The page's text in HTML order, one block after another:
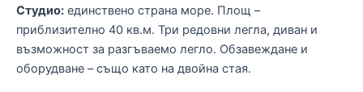
Студио: единствено страна море. Площ –
приблизително 40 кв.м. Три редовни легла, диван и
възможност за разгъваемо легло. Обзавеждане и
оборудване – също като на двойна стая.